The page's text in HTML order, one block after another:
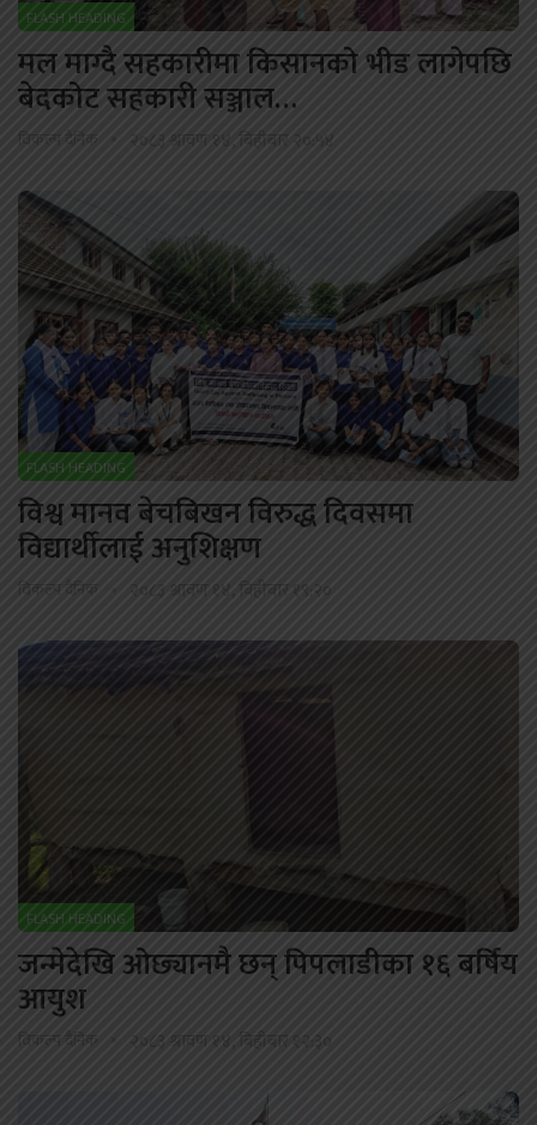
FLASH HEADING
मल माग्दै सहकारीमा किसानको भीड लागेपछि
बेदकोट सहकारी सञ्जाल…
विकल्प दैनिक २०८३ श्रावण १४, बिहीबार २०:५४
FLASH HEADING
विश्व मानव बेचबिखन विरुद्ध दिवसमा
विद्यार्थीलाई अनुशिक्षण
विकल्प दैनिक २०८३ श्रावण १४, बिहीबार १९:२०
FLASH HEADING
जन्मेदेखि ओछ्यानमै छन् पिपलाडीका १६ बर्षिय
आयुश
विकल्प दैनिक २०८३ श्रावण १४, बिहीबार १२:३०